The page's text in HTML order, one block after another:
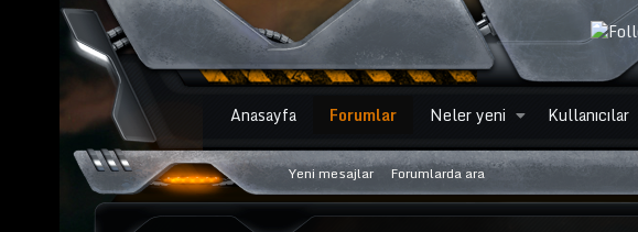
Anasayfa Forumlar Neler yeni Kullanıcılar
Yeni mesajlar Forumlarda ara